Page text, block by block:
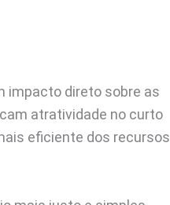
impacto direto sobre as
atratividade no curto
eficiente dos recursos